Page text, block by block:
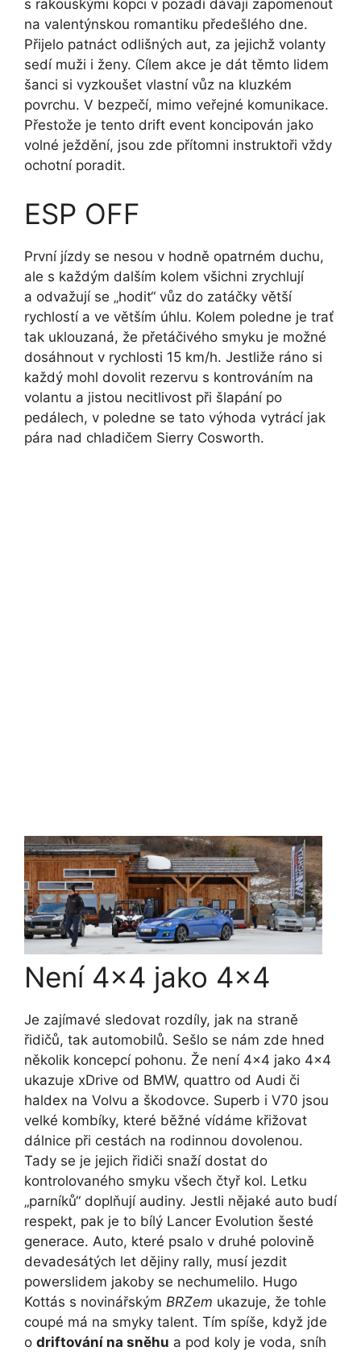
s rakouskými kopci v pozadí dávají zapomenout
na valentýnskou romantiku předešlého dne.
Přijelo patnáct odlišných aut, za jejichž volanty
sedí muži i ženy. Cílem akce je dát těmto lidem
šanci si vyzkoušet vlastní vůz na kluzkém
povrchu. V bezpečí, mimo veřejné komunikace.
Přestože je tento drift event koncipován jako
volné ježdění, jsou zde přítomni instruktoři vždy
ochotní poradit.
ESP OFF
První jízdy se nesou v hodně opatrném duchu,
ale s každým dalším kolem všichni zrychlují
a odvažují se „hodit“ vůz do zatáčky větší
rychlostí a ve větším úhlu. Kolem poledne je trať
tak uklouzaná, že přetáčivého smyku je možné
dosáhnout v rychlosti 15 km/h. Jestliže ráno si
každý mohl dovolit rezervu s kontrováním na
volantu a jistou necitlivost při šlapání po
pedálech, v poledne se tato výhoda vytrácí jak
pára nad chladičem Sierry Cosworth.
Není 4×4 jako 4×4
Je zajímavé sledovat rozdíly, jak na straně
řidičů, tak automobilů. Sešlo se nám zde hned
několik koncepcí pohonu. Že není 4×4 jako 4×4
ukazuje xDrive od BMW, quattro od Audi či
haldex na Volvu a škodovce. Superb i V70 jsou
velké kombíky, které běžné vídáme křižovat
dálnice při cestách na rodinnou dovolenou.
Tady se je jejich řidiči snaží dostat do
kontrolovaného smyku všech čtyř kol. Letku
„parníků“ doplňují audiny. Jestli nějaké auto budí
respekt, pak je to bílý Lancer Evolution šesté
generace. Auto, které psalo v druhé polovině
devadesátých let dějiny rally, musí jezdit
powerslidem jakoby se nechumelilo. Hugo
Kottás s novinářským BRZem ukazuje, že tohle
coupé má na smyky talent. Tím spíše, když jde
o driftování na sněhu a pod koly je voda, sníh